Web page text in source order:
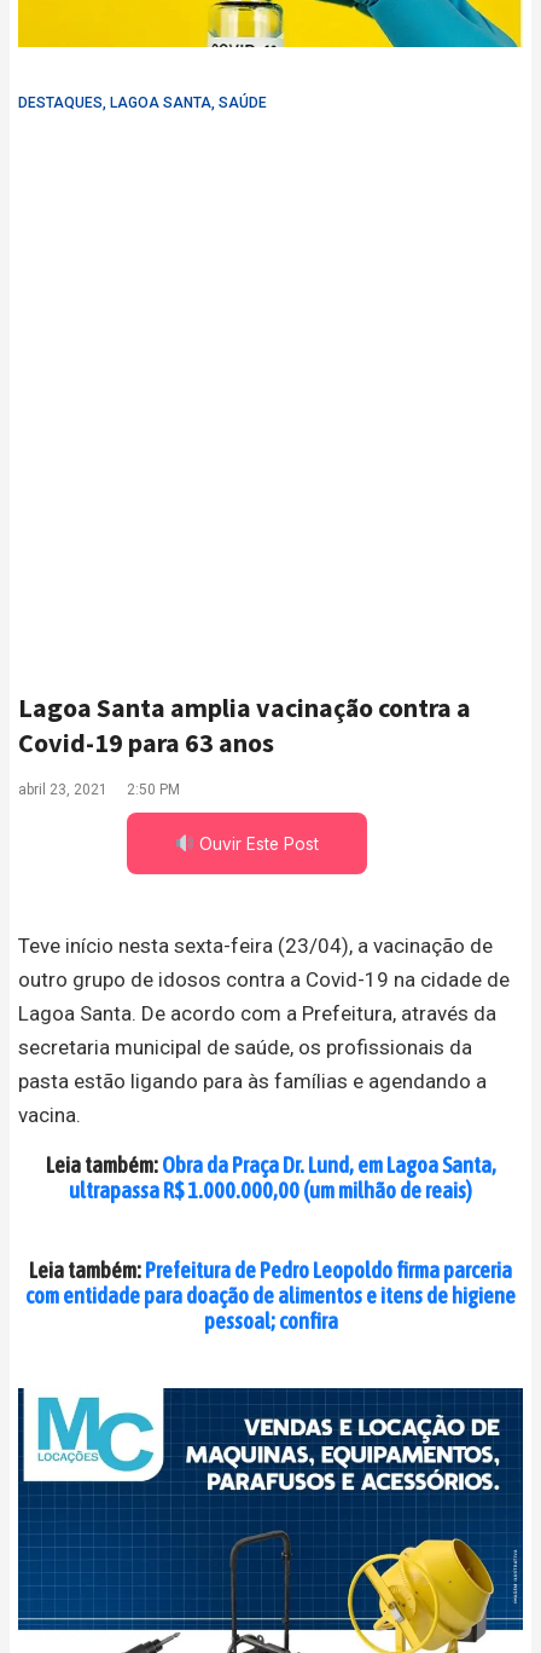
DESTAQUES, LAGOA SANTA, SAÚDE
Lagoa Santa amplia vacinação contra a
Covid-19 para 63 anos
abril 23, 2021 2:50 PM
Ouvir Este Post
Teve início nesta sexta-feira (23/04), a vacinação de
outro grupo de idosos contra a Covid-19 na cidade de
Lagoa Santa. De acordo com a Prefeitura, através da
secretaria municipal de saúde, os profissionais da
pasta estão ligando para às famílias e agendando a
vacina.
Leia também:Obra da Praça Dr. Lund, em Lagoa Santa,
ultrapassa R$ 1.000.000,00 (um milhão de reais)
Leia também:Prefeitura de Pedro Leopoldo firma parceria
com entidade para doação de alimentos e itens de higiene
pessoal; confira